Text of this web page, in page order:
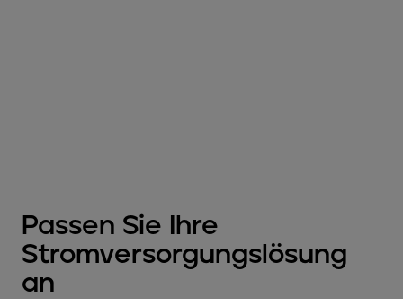
Passen Sie Ihre
Stromversorgungslösung
an